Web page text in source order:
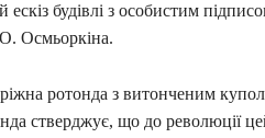
будівлі з особистим
Осмьоркіна.
ротонда з витонченим
стверджує, що до революції